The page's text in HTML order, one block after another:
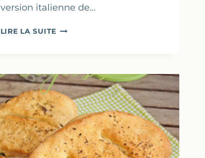
version italienne de…
LIRE LA SUITE FRITTATA
BROCCIU
(OU
À
LA
BROUSSE)
–
OMELETTE
AU